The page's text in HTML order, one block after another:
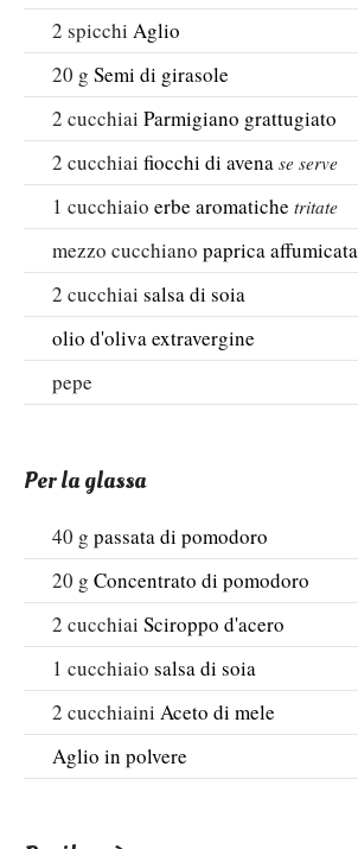
2 spicchi Aglio
20 g Semi di girasole
2 cucchiai Parmigiano grattugiato
2 cucchiai fiocchi di avena se serve
1 cucchiaio erbe aromatiche tritate
mezzo cucchiano paprica affumicata
2 cucchiai salsa di soia
olio d'oliva extravergine
pepe
Per la glassa
40 g passata di pomodoro
20 g Concentrato di pomodoro
2 cucchiai Sciroppo d'acero
1 cucchiaio salsa di soia
2 cucchiaini Aceto di mele
Aglio in polvere